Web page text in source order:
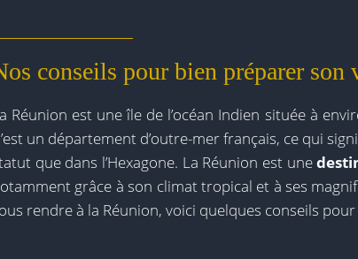
conseils pour bien préparer son
Réunion est une île de l’océan Indien située à
un département d’outre-mer français, ce qui
que dans l’Hexagone. La Réunion est une
grâce à son climat tropical et à ses
rendre à la Réunion, voici quelques conseils